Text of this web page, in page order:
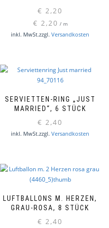
€ 2,20
€ 2,20 / m
inkl. MwSt.zzgl. Versandkosten
SERVIETTEN-RING „JUST
MARRIED“, 6 STÜCK
€ 2,40
inkl. MwSt.zzgl. Versandkosten
LUFTBALLONS M. HERZEN,
GRAU-ROSA, 8 STÜCK
€ 2,40